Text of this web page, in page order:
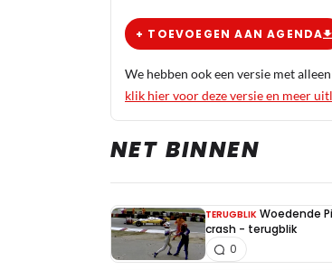
+ TOEVOEGEN AAN AGENDA
We hebben ook een versie met
klik hier voor deze versie en meer
NET BINNEN
TERUGBLIK Woedende
crash - terugblik
0